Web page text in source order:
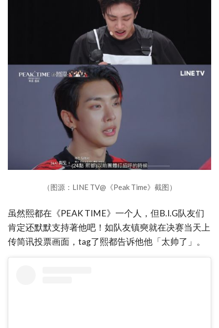
（图源：LINE TV@《Peak Time》截图）
虽然熙都在《PEAK TIME》一个人，但B.I.G队友们
肯定还默默支持著他吧！如队友镇奭就在决赛当天上
传简讯投票画面，tag了熙都告诉他他「太帅了」。